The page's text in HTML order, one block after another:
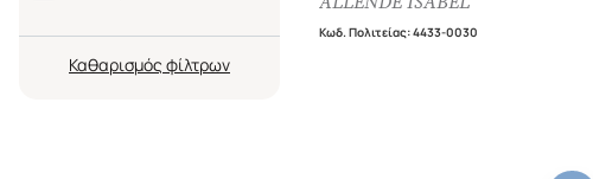
Καθαρισμός
Κωδ. Πολιτείας:4433-0030